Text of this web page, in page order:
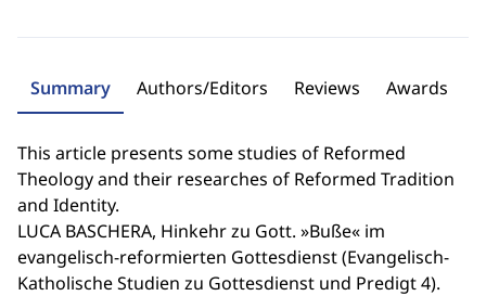
Summary Authors/Editors Reviews Awards
This article presents some studies of Reformed
Theology and their researches of Reformed Tradition
and Identity.
LUCA BASCHERA, Hinkehr zu Gott. »Buße« im
evangelisch-reformierten Gottesdienst (Evangelisch-
Katholische Studien zu Gottesdienst und Predigt 4).